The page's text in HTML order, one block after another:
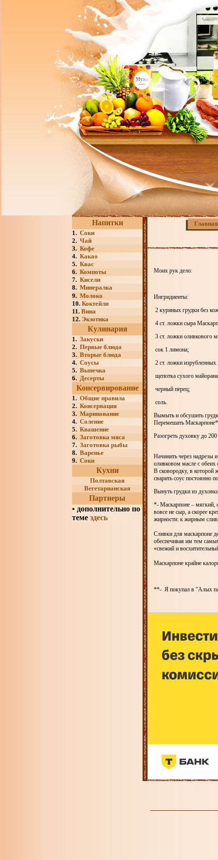
Напитки
1. Соки
2. Чай
3. Кофе
4. Какао
5. Квас
6. Компоты
7. Кисели
8. Минералка
9. Молоко
10. Коктейли
11. Вина
12. Экзотика
Кулинария
1. Закуски
2. Первые блюда
3. Вторые блюда
4. Соусы
5. Выпечка
6. Десерты
Консервирование
1. Общие правила
2. Консервация
3. Маринование
4. Соление
5. Квашение
6. Заготовка мяса
7. Заготовка рыбы
8. Варенье
9. Соки
Кухни
Полтавская
Вегетарианская
Партнеры
• дополнительно по
теме здесь
Главная
Моих рук дело:
Ингридиенты:
2 куриных грудки без
4 ст. ложки сыра
3 ст. ложки оливкового
сок 1 лимона;
2 ст. ложки изрубленных
щепотка сухого майорана
черный перец;
соль.
Вымыть и обсушить
Перемешать
Разогреть духовку до
Начинить через надрезы
оливковом масле с обеих
В сковородку, в которой
сварить соус постоянно
Вынуть грудки из
*- Маскарпоне – мягкий,
вовсе не сыр, а скорее
жирности: к жирным
Сливки для маскарпоне
обеспечивая им тем
«свежий и
Маскарпоне крайне
**- Я покупал в "Алых